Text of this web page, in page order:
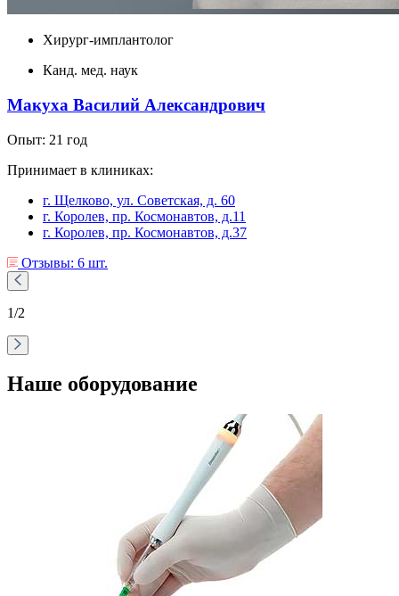
Хирург-имплантолог
Канд. мед. наук
Макуха Василий Александрович
Опыт: 21 год
Принимает в клиниках:
г. Щелково, ул. Советская, д. 60
г. Королев, пр. Космонавтов, д.11
г. Королев, пр. Космонавтов, д.37
Отзывы: 6 шт.
1/2
Наше оборудование